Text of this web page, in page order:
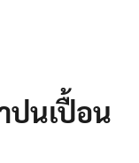
นเปื้อน